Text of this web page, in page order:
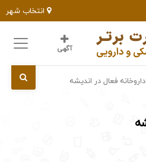
انتخاب شهر
آگهی
فعال در اندیشه